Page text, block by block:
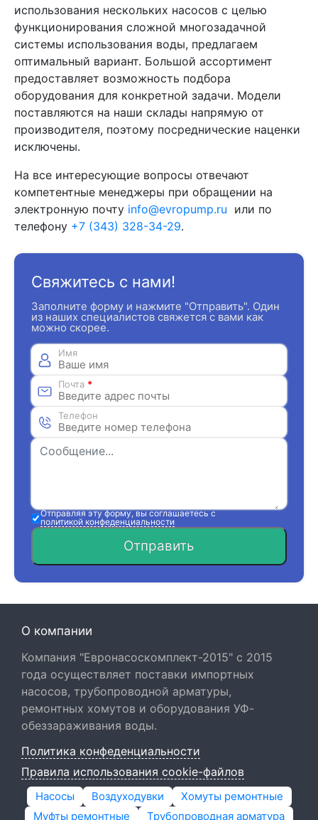
использования нескольких насосов с целью
функционирования сложной многозадачной
системы использования воды, предлагаем
оптимальный вариант. Большой ассортимент
предоставляет возможность подбора
оборудования для конкретной задачи. Модели
поставляются на наши склады напрямую от
производителя, поэтому посреднические наценки
исключены.
На все интересующие вопросы отвечают
компетентные менеджеры при обращении на
электронную почту info@evropump.ru или по
телефону +7 (343) 328-34-29.
Свяжитесь с нами!
Заполните форму и нажмите "Отправить". Один
из наших специалистов свяжется с вами как
можно скорее.
Имя
Почта *
Телефон
Отправляя эту форму, вы соглашаетесь с
политикой конфеденциальности
Отправить
О компании
Компания "Евронасоскомплект-2015" с 2015
года осуществляет поставки импортных
насосов, трубопроводной арматуры,
ремонтных хомутов и оборудования УФ-
обеззараживания воды.
Политика конфеденциальности
Правила использования cookie-файлов
Насосы Воздуходувки
Хомуты ремонтные
Муфты ремонтные
Трубопроводная арматура